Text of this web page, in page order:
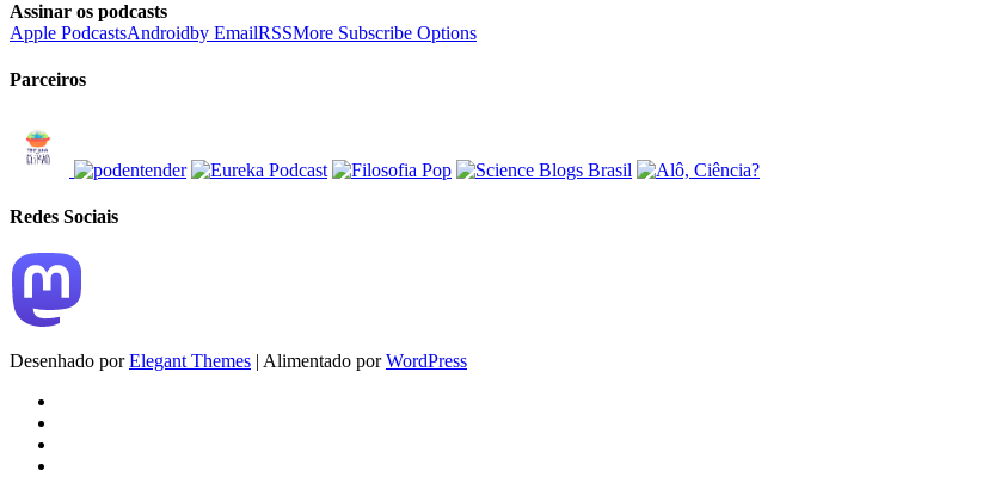
Assinar os podcasts
Apple PodcastsAndroidby EmailRSSMore Subscribe Options
Parceiros
Redes Sociais
Desenhado porElegant Themes | Alimentado porWordPress